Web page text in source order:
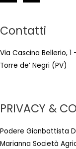
Contatti
Via Cascina Bellerio, 1
Torre de’ Negri (PV)
PRIVACY &
Podere Gianbattista
Marianna Società